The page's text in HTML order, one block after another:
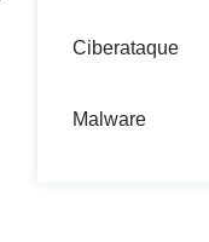
Ciberataque
Malware